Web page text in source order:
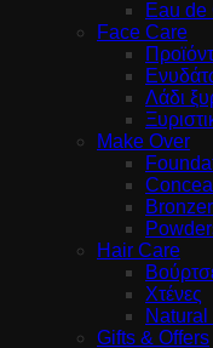
Eau
Face Care
Λάδι
Make Over
Bronzer
Hair Care
Χτένες
Natural
Gifts & Offers